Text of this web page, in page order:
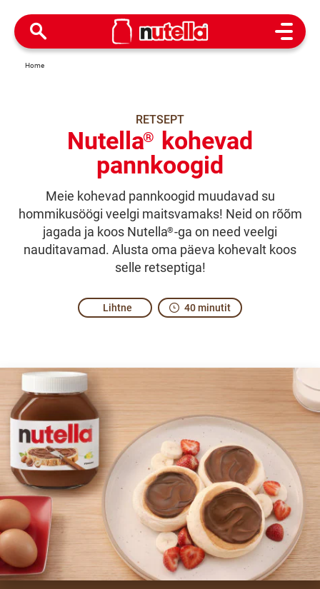
Open
Home
RETSEPT
Nutella®
kohevad
pannkoogid
Meie kohevad pannkoogid muudavad su
hommikusöögi veelgi maitsvamaks! Neid on rõõm
jagada ja koos Nutella®-ga on need veelgi
nauditavamad. Alusta oma päeva kohevalt koos
selle retseptiga!
Lihtne 40 minutit